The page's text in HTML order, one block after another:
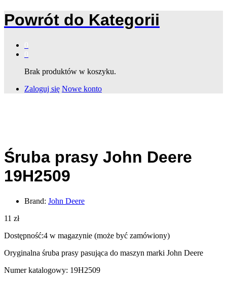
Powrót do Kategorii
Brak produktów w koszyku.
Zaloguj się Nowe konto
Śruba prasy John Deere
19H2509
Brand: John Deere
11 zł
Dostępność:4 w magazynie (może być zamówiony)
Oryginalna śruba prasy pasująca do maszyn marki John Deere
Numer katalogowy: 19H2509